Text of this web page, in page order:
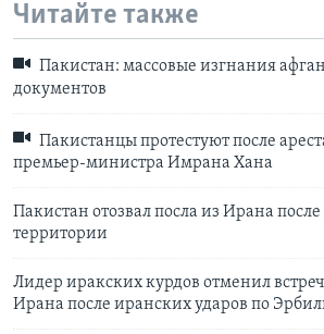
Читайте также
Пакистан: массовые изгнания
документов
Пакистанцы протестуют после
премьер-министра Имрана Хана
Пакистан отозвал посла из Ирана после
территории
Лидер иракских курдов отменил
Ирана после иранских ударов по